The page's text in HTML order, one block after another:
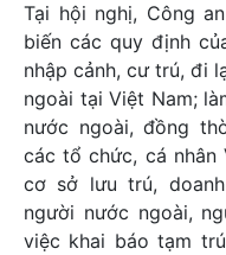
Tại hội nghị, Công
biến các quy định
nhập cảnh, cư trú, đi
ngoài tại Việt Nam;
nước ngoài, đồng
các tổ chức, cá nhân
cơ sở lưu trú,
người nước ngoài,
việc khai báo tạm